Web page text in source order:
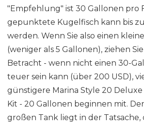
"Empfehlung" ist 30 Gallonen pro
gepunktete Kugelfisch kann bis
werden. Wenn Sie also einen
(weniger als 5 Gallonen), ziehen
Betracht - wenn nicht einen 30-
teuer sein kann (über 200 USD),
günstigere Marina Style 20
Kit - 20 Gallonen beginnen mit.
großen Tank liegt in der Tatsache,